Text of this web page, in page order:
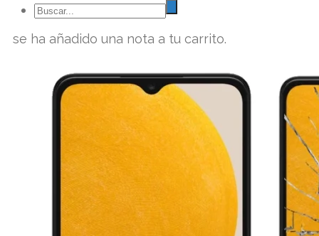
se ha añadido una nota a tu carrito.